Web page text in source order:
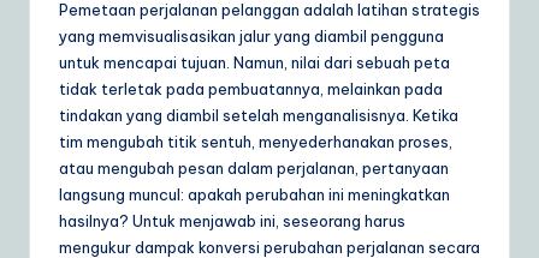
D
ai
ly
G
ui
d
Pemetaan perjalanan pelanggan adalah latihan strategis
yang memvisualisasikan jalur yang diambil pengguna
untuk mencapai tujuan. Namun, nilai dari sebuah peta
tidak terletak pada pembuatannya, melainkan pada
tindakan yang diambil setelah menganalisisnya. Ketika
tim mengubah titik sentuh, menyederhanakan proses,
atau mengubah pesan dalam perjalanan, pertanyaan
langsung muncul: apakah perubahan ini meningkatkan
hasilnya? Untuk menjawab ini, seseorang harus
mengukur dampak konversi perubahan perjalanan secara